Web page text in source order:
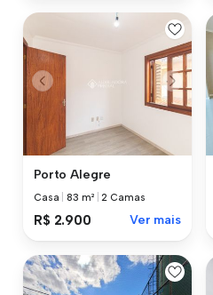
Porto Alegre
Casa |83 m² |2 Camas
R$ 2.900 Ver mais